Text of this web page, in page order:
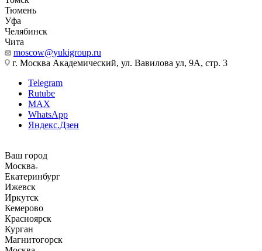
Тюмень
Уфа
Челябинск
Чита
moscow@yukigroup.ru
г. Москва Академический, ул. Вавилова ул, 9А, стр. 3
Telegram
Rutube
MAX
WhatsApp
Яндекс.Дзен
Ваш город
Москва
Екатеринбург
Ижевск
Иркутск
Кемерово
Красноярск
Курган
Магнитогорск